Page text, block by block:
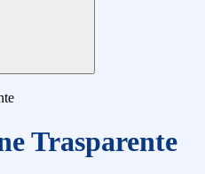
Trasparente